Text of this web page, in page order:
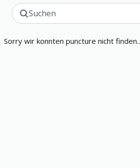
Sorry wir konnten puncture nicht finden..